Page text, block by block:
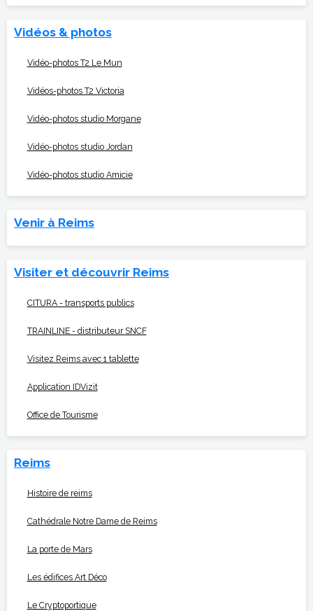
Vidéos & photos
Vidéo-photos T2 Le Mun
Vidéos-photos T2 Victoria
Vidéo-photos studio Morgane
Vidéo-photos studio Jordan
Vidéo-photos studio Amicie
Venir à Reims
Visiter et découvrir Reims
CITURA - transports publics
TRAINLINE - distributeur SNCF
Visitez Reims avec 1 tablette
Application IDVizit
Office de Tourisme
Reims
Histoire de reims
Cathédrale Notre Dame de Reims
La porte de Mars
Les édifices Art Déco
Le Cryptoportique